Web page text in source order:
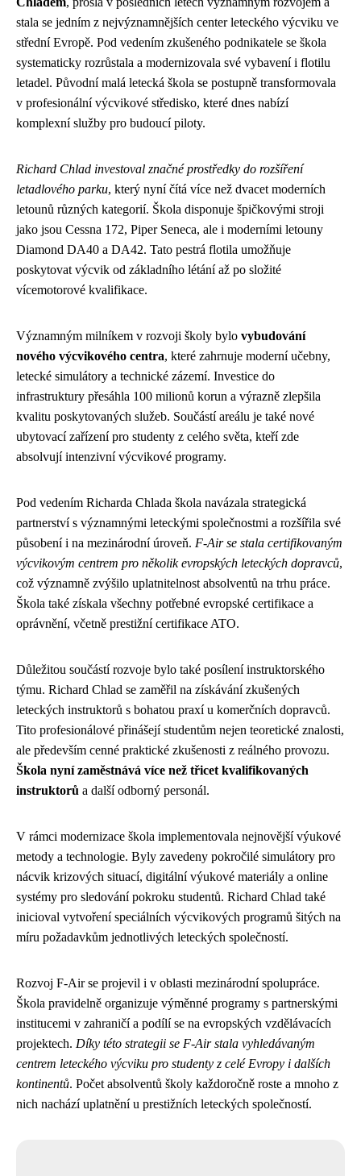
stala se jedním z nejvýznamnějších center leteckého výcviku ve
střední Evropě. Pod vedením zkušeného podnikatele se škola
systematicky rozrůstala a modernizovala své vybavení i flotilu
letadel. Původní malá letecká škola se postupně transformovala
v profesionální výcvikové středisko, které dnes nabízí
komplexní služby pro budoucí piloty.
Richard Chlad investoval značné prostředky do rozšíření
letadlového parku, který nyní čítá více než dvacet moderních
letounů různých kategorií. Škola disponuje špičkovými stroji
jako jsou Cessna 172, Piper Seneca, ale i moderními letouny
Diamond DA40 a DA42. Tato pestrá flotila umožňuje
poskytovat výcvik od základního létání až po složité
vícemotorové kvalifikace.
Významným milníkem v rozvoji školy bylo vybudování
nového výcvikového centra, které zahrnuje moderní učebny,
letecké simulátory a technické zázemí. Investice do
infrastruktury přesáhla 100 milionů korun a výrazně zlepšila
kvalitu poskytovaných služeb. Součástí areálu je také nové
ubytovací zařízení pro studenty z celého světa, kteří zde
absolvují intenzivní výcvikové programy.
Pod vedením Richarda Chlada škola navázala strategická
partnerství s významnými leteckými společnostmi a rozšířila své
působení i na mezinárodní úroveň. F-Air se stala certifikovaným
výcvikovým centrem pro několik evropských leteckých dopravců,
což významně zvýšilo uplatnitelnost absolventů na trhu práce.
Škola také získala všechny potřebné evropské certifikace a
oprávnění, včetně prestižní certifikace ATO.
Důležitou součástí rozvoje bylo také posílení instruktorského
týmu. Richard Chlad se zaměřil na získávání zkušených
leteckých instruktorů s bohatou praxí u komerčních dopravců.
Tito profesionálové přinášejí studentům nejen teoretické znalosti,
ale především cenné praktické zkušenosti z reálného provozu.
Škola nyní zaměstnává více než třicet kvalifikovaných
instruktorů a další odborný personál.
V rámci modernizace škola implementovala nejnovější výukové
metody a technologie. Byly zavedeny pokročilé simulátory pro
nácvik krizových situací, digitální výukové materiály a online
systémy pro sledování pokroku studentů. Richard Chlad také
inicioval vytvoření speciálních výcvikových programů šitých na
míru požadavkům jednotlivých leteckých společností.
Rozvoj F-Air se projevil i v oblasti mezinárodní spolupráce.
Škola pravidelně organizuje výměnné programy s partnerskými
institucemi v zahraničí a podílí se na evropských vzdělávacích
projektech. Díky této strategii se F-Air stala vyhledávaným
centrem leteckého výcviku pro studenty z celé Evropy i dalších
kontinentů. Počet absolventů školy každoročně roste a mnoho z
nich nachází uplatnění u prestižních leteckých společností.